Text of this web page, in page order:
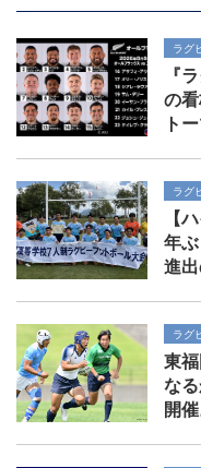
ラグ
『
の
ト
ラグ
【
年
進
ラグ
東
な
開